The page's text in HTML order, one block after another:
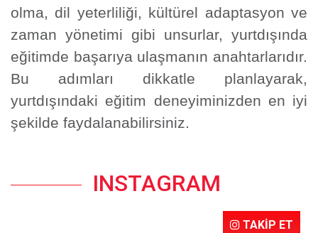
olma, dil yeterliliği, kültürel adaptasyon ve
zaman yönetimi gibi unsurlar, yurtdışında
eğitimde başarıya ulaşmanın anahtarlarıdır.
Bu adımları dikkatle planlayarak,
yurtdışındaki eğitim deneyiminizden en iyi
şekilde faydalanabilirsiniz.
INSTAGRAM
TAKİP ET